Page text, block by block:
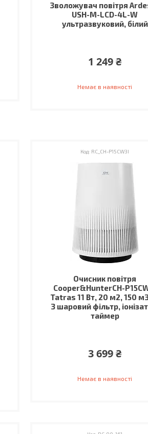
Зволожувач повітря
USH-M-LCD-4L-W
ультразвуковий, білий
1 249 ₴
Немає в наявності
RC_CH-P15CW3I
Очисник повітря
Cooper&HunterCH-
Tatras 11 Вт, 20 м2, 150
3 шаровий фільтр,
таймер
3 699 ₴
Немає в наявності